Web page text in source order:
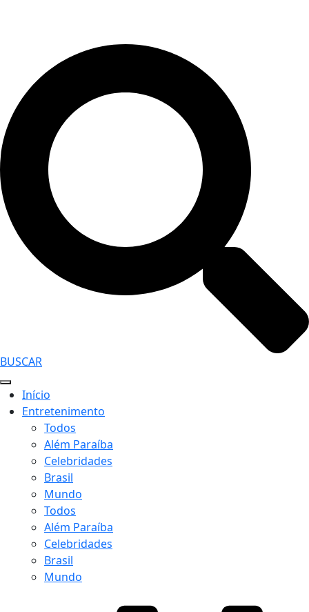
BUSCAR
Início
Entretenimento
Todos
Além Paraíba
Celebridades
Brasil
Mundo
Todos
Além Paraíba
Celebridades
Brasil
Mundo